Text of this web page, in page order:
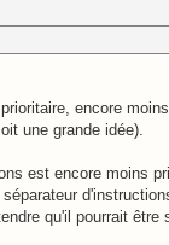
encore
une grande idée).
est encore moins
qu'il pourrait être